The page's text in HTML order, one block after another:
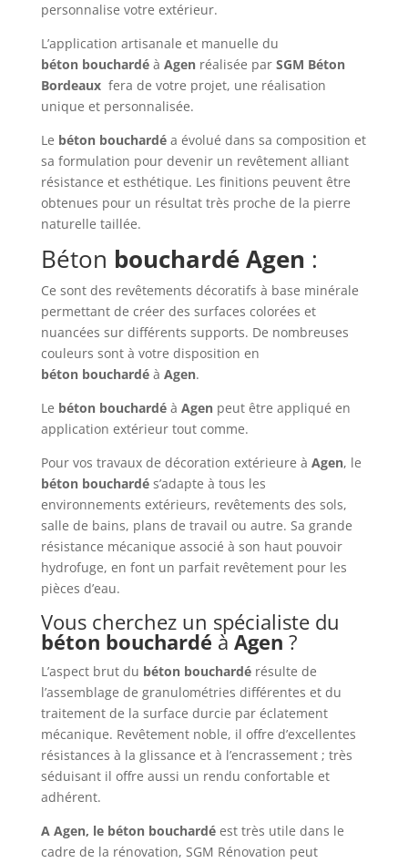
personnalise votre extérieur.
L’application artisanale et manuelle du
béton bouchardéà Agenréalisée par SGM Béton
Bordeauxfera de votre projet, une réalisation
unique et personnalisée.
Le béton bouchardéa évolué dans sa composition et
sa formulation pour devenir un revêtement alliant
résistance et esthétique. Les finitions peuvent être
obtenues pour un résultat très proche de la pierre
naturelle taillée.
Béton bouchardé Agen :
Ce sont des revêtements décoratifs à base minérale
permettant de créer des surfaces colorées et
nuancées sur différents supports. De nombreuses
couleurs sont à votre disposition en
béton bouchardéà Agen.
Le béton bouchardéà Agenpeut être appliqué en
application extérieur tout comme.
Pour vos travaux de décoration extérieure à Agen, le
béton bouchardés’adapte à tous les
environnements extérieurs, revêtements des sols,
salle de bains, plans de travail ou autre. Sa grande
résistance mécanique associé à son haut pouvoir
hydrofuge, en font un parfait revêtement pour les
pièces d’eau.
Vous cherchez un spécialiste du
béton bouchardé à Agen ?
L’aspect brut du béton bouchardé résulte de
l’assemblage de granulométries différentes et du
traitement de la surface durcie par éclatement
mécanique. Revêtement noble, il offre d’excellentes
résistances à la glissance et à l’encrassement ; très
séduisant il offre aussi un rendu confortable et
adhérent.
A Agen, le béton bouchardé est très utile dans le
cadre de la rénovation, SGM Rénovation peut